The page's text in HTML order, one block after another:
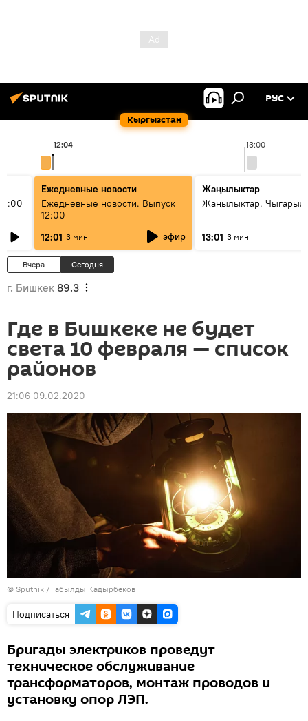
Кыргызстан
РУС
13:00
12:04
Ежедневные новости
Ежедневные новости. Выпуск
12:00
12:01 3 мин эфир
Жаңылыктар
Жаңылыктар.
13:01 3 мин
Вчера Сегодня
г. Бишкек 89.3
Где в Бишкеке не будет
света 10 февраля — список
районов
21:06 09.02.2020
© Sputnik / Табылды Кадырбеков
Подписаться
Бригады электриков проведут
техническое обслуживание
трансформаторов, монтаж проводов и
установку опор ЛЭП.